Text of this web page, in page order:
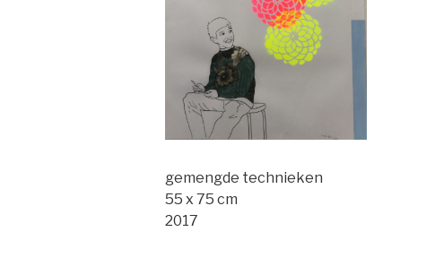
gemengde technieken
55 x 75 cm
2017